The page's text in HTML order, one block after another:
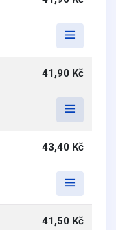
41,90 Kč
43,40 Kč
41,50 Kč